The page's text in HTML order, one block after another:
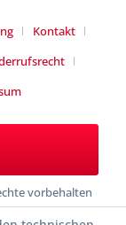
Kontakt
vorbehalten